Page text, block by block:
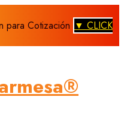
para Cotización ▼ CLICK